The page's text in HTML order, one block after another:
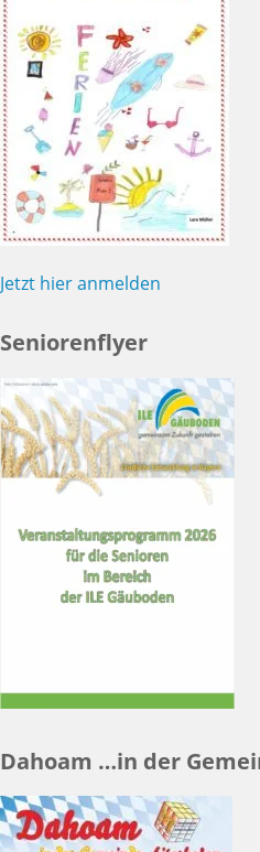
Jetzt hier anmelden
Seniorenflyer
Dahoam …in der